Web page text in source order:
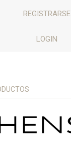
REGISTRARSE
LOGIN